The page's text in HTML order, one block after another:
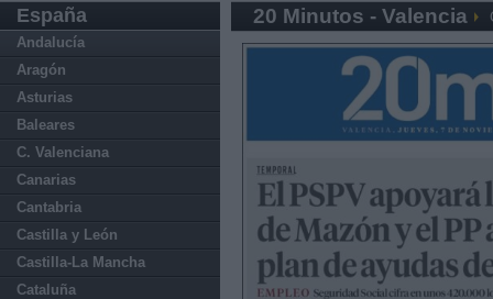
España
Andalucía
Aragón
Asturias
Baleares
C. Valenciana
Canarias
Cantabria
Castilla y León
Castilla-La Mancha
Cataluña
20 Minutos - Valencia